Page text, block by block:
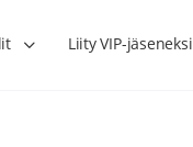
Liity VIP-jäseneksi